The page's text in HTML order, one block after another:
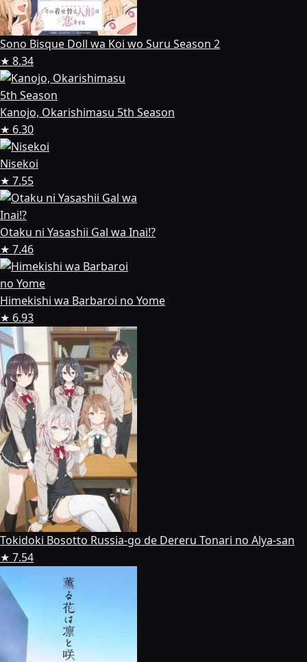
Sono Bisque Doll wa Koi wo Suru Season 2
★ 8.34
Kanojo, Okarishimasu 5th Season
★ 6.30
Nisekoi
★ 7.55
Otaku ni Yasashii Gal wa Inai!?
★ 7.46
Himekishi wa Barbaroi no Yome
★ 6.93
Tokidoki Bosotto Russia-go de Dereru Tonari no Alya-san
★ 7.54